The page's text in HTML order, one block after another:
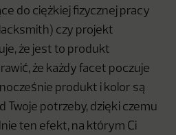
do ciężkiej fizycznej pracy
czy projekt
że jest to produkt
że każdy facet poczuje
produkt i kolor są
potrzeby, dzięki czemu
ten efekt, na którym Ci